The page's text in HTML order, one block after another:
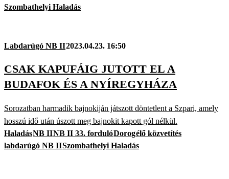
Szombathelyi Haladás
Labdarúgó NB II2023.04.23. 16:50
CSAK KAPUFÁIG JUTOTT EL A
BUDAFOK ÉS A NYÍREGYHÁZA
Sorozatban harmadik bajnokiján játszott döntetlent a Szpari, amely
hosszú idő után úszott meg bajnokit kapott gól nélkül.
HaladásNB IINB II 33. fordulóDorogélő közvetítés
labdarúgó NB IISzombathelyi Haladás